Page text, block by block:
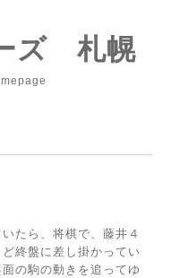
ズ 札幌
たら、将棋で、藤井４
終盤に差し掛かってい
の駒の動きを追ってゆ